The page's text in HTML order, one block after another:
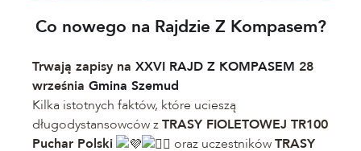
Co nowego na Rajdzie Z Kompasem?
Trwają zapisy na XXVI RAJD Z KOMPASEM 28
września Gmina Szemud
Kilka istotnych faktów, które ucieszą
długodystansowców zTRASY FIOLETOWEJ TR100
Puchar Polski
oraz uczestnikówTRASY